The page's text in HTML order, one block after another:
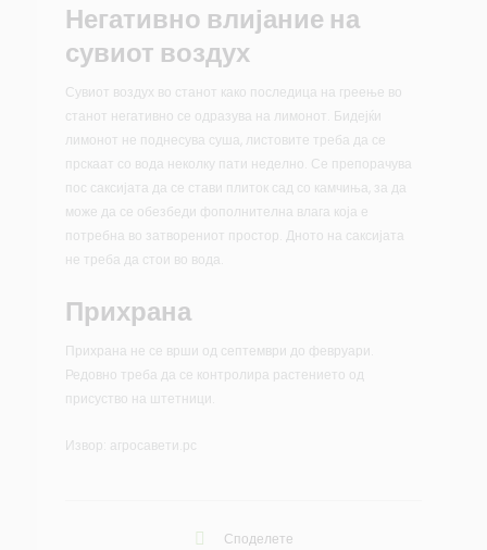
Негативно влијание на
сувиот воздух
Сувиот воздух во станот како последица на греење во
станот негативно се одразува на лимонот. Бидејќи
лимонот не поднесува суша, листовите треба да се
прскаат со вода неколку пати неделно. Се препорачува
пос саксијата да се стави плиток сад со камчиња, за да
може да се обезбеди фополнителна влага која е
потребна во затворениот простор. Дното на саксијата
не треба да стои во вода.
Прихрана
Прихрана не се врши од септември до февруари.
Редовно треба да се контролира растението од
присуство на штетници.
Извор: агросавети.рс
Споделете